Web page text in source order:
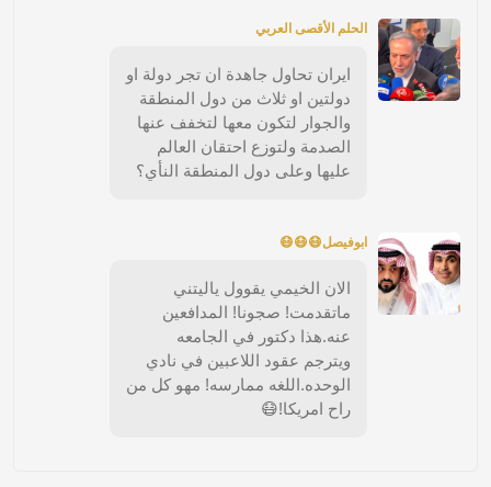
الحلم الأقصى العربي
ايران تحاول جاهدة ان تجر دولة او
دولتين او ثلاث من دول المنطقة
والجوار لتكون معها لتخفف عنها
الصدمة ولتوزع احتقان العالم
عليها وعلى دول المنطقة النأي؟
ابوفيصل😷😷😷
الان الخيمي يقوول ياليتني
ماتقدمت! صجونا! المدافعين
عنه.هذا دكتور في الجامعه
ويترجم عقود اللاعبين في نادي
الوحده.اللغه ممارسه! مهو كل من
راح امريكا!😷